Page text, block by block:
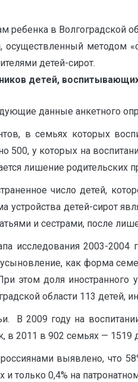
ребенка в Волгоградской
методом
детей-сирот.
детей,
данные анкетного
в семьях которых
у которых на
лишение родительских
число детей,
детей-сирот
и сестрами, после
исследования 2003-2004
как форма
этом доля
области 113 детей,
В 2009 году на
в 2011 в 902 семьях —
выявлено, что
только 0,4% на